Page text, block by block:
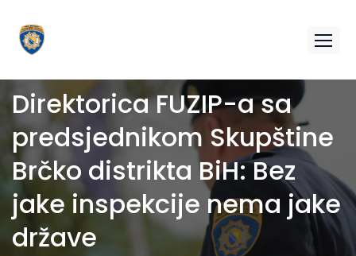
Direktorica FUZIP-a sa
predsjednikom Skupštine
Brčko distrikta BiH: Bez
jake inspekcije nema jake
države